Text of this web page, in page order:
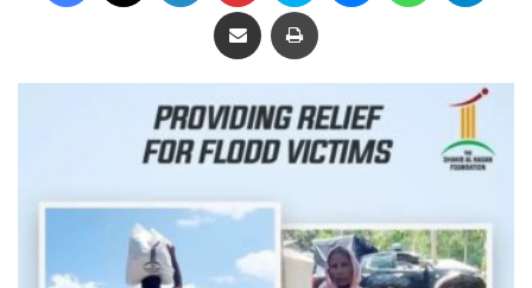
Share via Email প্রিন্ট